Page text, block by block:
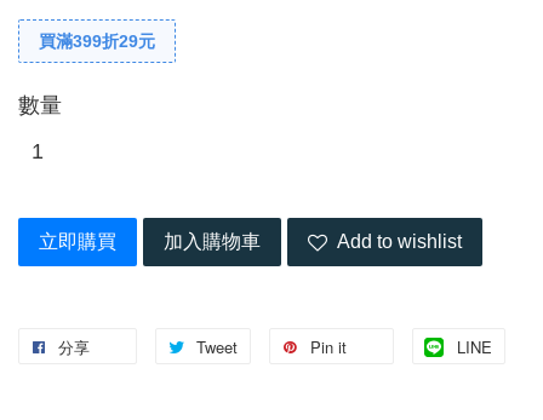
買滿399折29元
數量
立即購買 加入購物車 Add to wishlist
分享 Tweet Pin it LINE